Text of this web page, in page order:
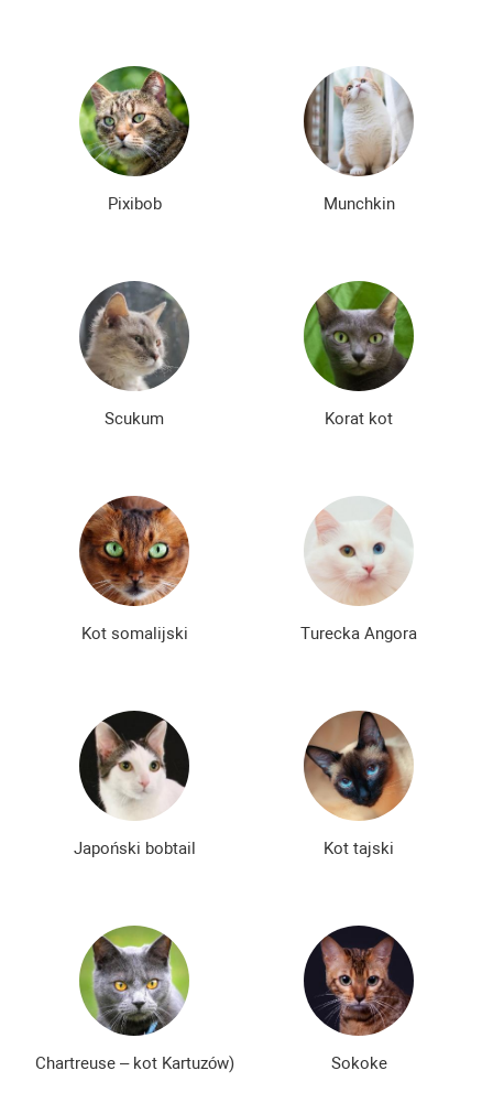
Pixibob Munchkin
Scukum Korat kot
Kot somalijski Turecka Angora
Japoński bobtail Kot tajski
Chartreuse – kot Kartuzów) Sokoke